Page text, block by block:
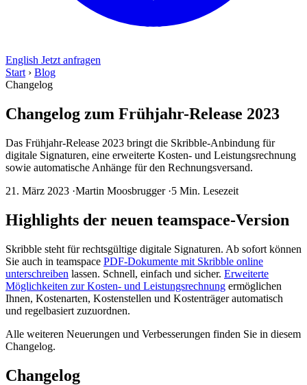
English Jetzt anfragen
Start › Blog
Changelog
Changelog zum Frühjahr-Release 2023
Das Frühjahr-Release 2023 bringt die Skribble-Anbindung für
digitale Signaturen, eine erweiterte Kosten- und Leistungsrechnung
sowie automatische Anhänge für den Rechnungsversand.
21. März 2023 ·Martin Moosbrugger ·5 Min. Lesezeit
Highlights der neuen teamspace-Version
Skribble steht für rechtsgültige digitale Signaturen. Ab sofort können
Sie auch in teamspace PDF-Dokumente mit Skribble online
unterschreiben lassen. Schnell, einfach und sicher. Erweiterte
Möglichkeiten zur Kosten- und Leistungsrechnung ermöglichen
Ihnen, Kostenarten, Kostenstellen und Kostenträger automatisch
und regelbasiert zuzuordnen.
Alle weiteren Neuerungen und Verbesserungen finden Sie in diesem
Changelog.
Changelog